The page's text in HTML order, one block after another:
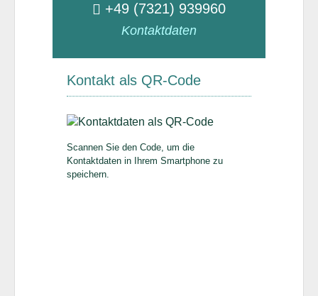
+49 (7321) 939960
Kontaktdaten
Kontakt als QR-Code
Scannen Sie den Code, um die
Kontaktdaten in Ihrem Smartphone zu
speichern.